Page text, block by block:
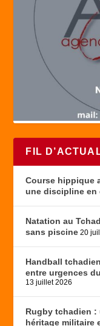
FIL
Course hippique
une discipline en
Natation au
sans piscine 20
Handball
entre urgences
13 juillet 2026
Rugby tchadien :
héritage militaire